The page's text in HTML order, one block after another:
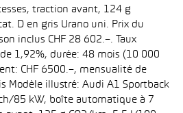
traction avant, 124 g
D en gris Urano uni. Prix du
inclus CHF 28 602.–. Taux
1,92%, durée: 48 mois (10 000
CHF 6500.–, mensualité de
Modèle illustré: Audi A1 Sportback
85 kW, boîte automatique à 7